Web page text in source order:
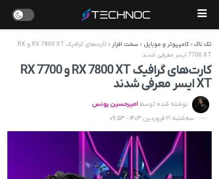
تک ناک»کامپیوتر و موبایل » سخت افزار »
کارت‌های گرافیک‌ RX 7800 XT و RX
7700 XT ایسر معرفی شدند
کارت‌های گرافیک‌ RX 7800 XT و RX 7700
XT ایسر معرفی شدند
نوشته شده توسط امیرحسین یونس
سه‌شنبه 21 فروردین 1403 - 09:53